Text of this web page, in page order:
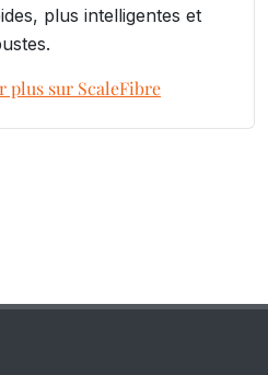
plus intelligentes et
plus sur ScaleFibre